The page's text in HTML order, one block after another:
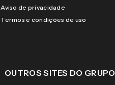
Aviso de privacidade
Termos e condições de uso
OUTROS SITES DO GRUPO